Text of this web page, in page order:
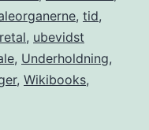
, tid,
, ubevidst
, Underholdning,
, Wikibooks,